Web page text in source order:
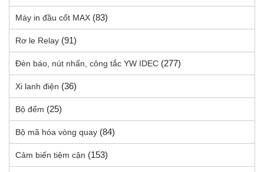
Máy in đầu cốt MAX (83)
Rơ le Relay (91)
Đèn báo, nút nhấn, công tắc YW IDEC (277)
Xi lanh điện (36)
Bộ đếm (25)
Bộ mã hóa vòng quay (84)
Cảm biến tiệm cận (153)